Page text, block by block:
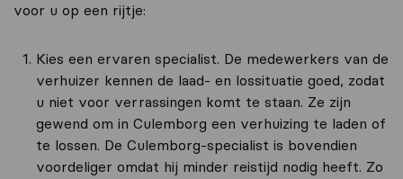
voor u op een rijtje:
Kies een ervaren specialist. De medewerkers van de
verhuizer kennen de laad- en lossituatie goed, zodat
u niet voor verrassingen komt te staan. Ze zijn
gewend om in Culemborg een verhuizing te laden of
te lossen. De Culemborg-specialist is bovendien
voordeliger omdat hij minder reistijd nodig heeft. Zo